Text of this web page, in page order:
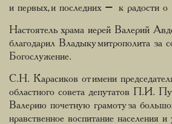
и первых, и последних – к радости о
Настоятель храма иерей Валерий
благодарил Владыку митрополита за
Богослужение.
С.Н. Карасиков от имени
областного совета депутатов П.И.
Валерию почетную грамоту за
нравственное воспитание населения и